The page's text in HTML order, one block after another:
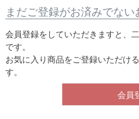
まだご登録がお済みでない
会員登録をしていただきますと、
です。
お気に入り商品をご登録いただけ
す。
会員